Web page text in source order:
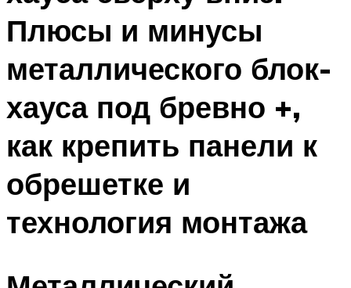
Плюсы и минусы
металлического блок-
хауса под бревно +,
как крепить панели к
обрешетке и
технология монтажа